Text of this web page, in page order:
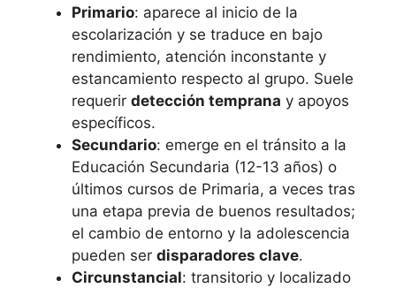
Primario: aparece al inicio de la
escolarización y se traduce en bajo
rendimiento, atención inconstante y
estancamiento respecto al grupo. Suele
requerir detección temprana y apoyos
específicos.
Secundario: emerge en el tránsito a la
Educación Secundaria (12-13 años) o
últimos cursos de Primaria, a veces tras
una etapa previa de buenos resultados;
el cambio de entorno y la adolescencia
pueden ser disparadores clave.
Circunstancial: transitorio y localizado